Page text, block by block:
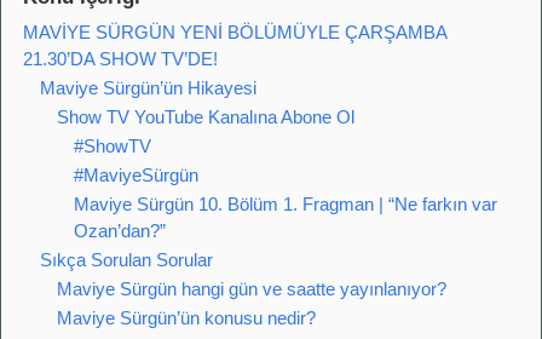
MAVİYE SÜRGÜN YENİ BÖLÜMÜYLE ÇARŞAMBA
21.30’DA SHOW TV’DE!
Maviye Sürgün’ün Hikayesi
Show TV YouTube Kanalına Abone Ol
#ShowTV
#MaviyeSürgün
Maviye Sürgün 10. Bölüm 1. Fragman | “Ne farkın var
Ozan’dan?”
Sıkça Sorulan Sorular
Maviye Sürgün hangi gün ve saatte yayınlanıyor?
Maviye Sürgün’ün konusu nedir?